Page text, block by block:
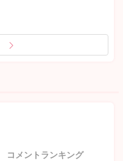
コメントランキング